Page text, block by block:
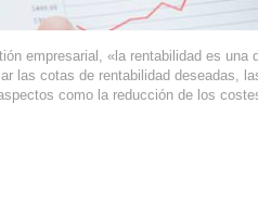
empresarial, «la rentabilidad es
las cotas de rentabilidad deseadas,
como la reducción de los